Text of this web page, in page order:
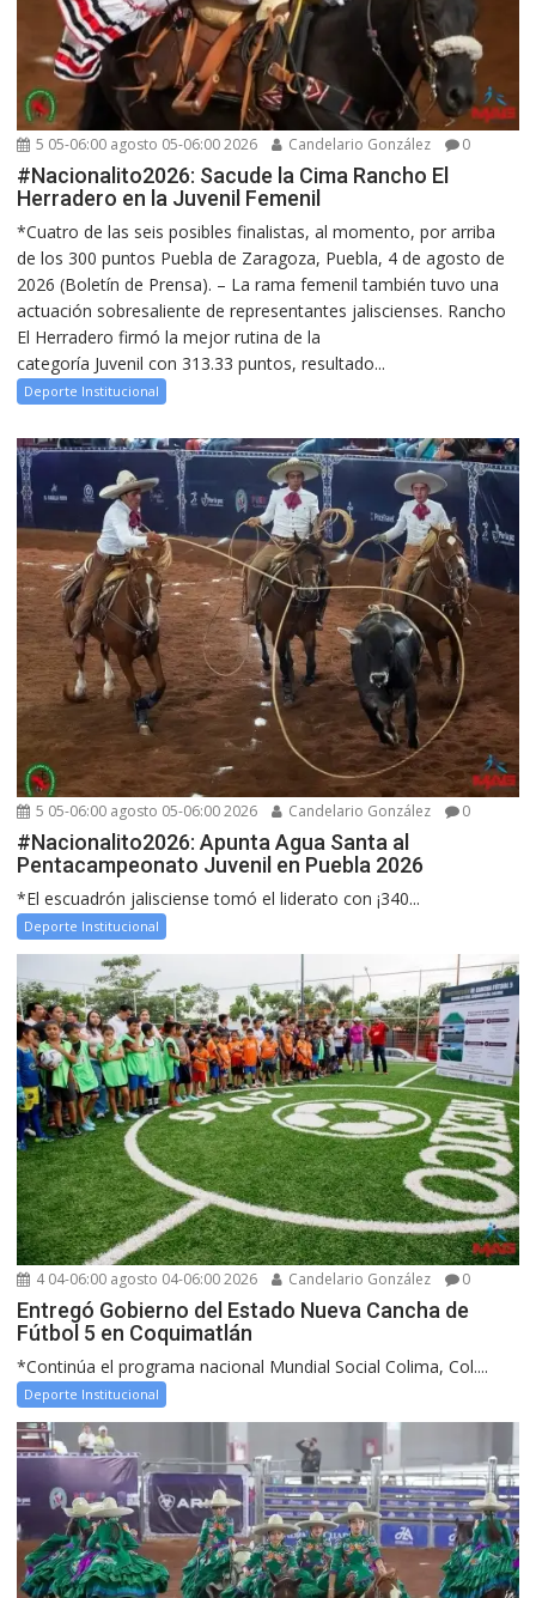
5 05-06:00 agosto 05-06:00 2026 Candelario González 0
#Nacionalito2026: Sacude la Cima Rancho El
Herradero en la Juvenil Femenil
*Cuatro de las seis posibles finalistas, al momento, por arriba
de los 300 puntos Puebla de Zaragoza, Puebla, 4 de agosto de
2026 (Boletín de Prensa). – La rama femenil también tuvo una
actuación sobresaliente de representantes jaliscienses. Rancho
El Herradero firmó la mejor rutina de la
categoría Juvenil con 313.33 puntos, resultado...
Deporte Institucional
5 05-06:00 agosto 05-06:00 2026 Candelario González 0
#Nacionalito2026: Apunta Agua Santa al
Pentacampeonato Juvenil en Puebla 2026
*El escuadrón jalisciense tomó el liderato con ¡340...
Deporte Institucional
4 04-06:00 agosto 04-06:00 2026 Candelario González 0
Entregó Gobierno del Estado Nueva Cancha de
Fútbol 5 en Coquimatlán
*Continúa el programa nacional Mundial Social Colima, Col....
Deporte Institucional